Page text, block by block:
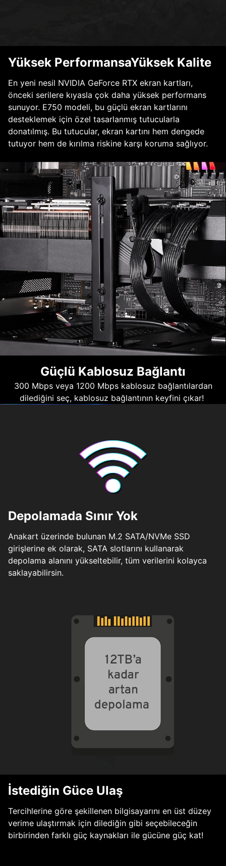
Yüksek PerformansaYüksek Kalite
En yeni nesil NVIDIA GeForce RTX ekran kartları,
önceki serilere kıyasla çok daha yüksek performans
sunuyor. E750 modeli, bu güçlü ekran kartlarını
desteklemek için özel tasarlanmış tutucularla
donatılmış. Bu tutucular, ekran kartını hem dengede
tutuyor hem de kırılma riskine karşı koruma sağlıyor.
Güçlü Kablosuz Bağlantı
300 Mbps veya 1200 Mbps kablosuz bağlantılardan
dilediğini seç, kablosuz bağlantının keyfini çıkar!
Depolamada Sınır Yok
Anakart üzerinde bulunan M.2 SATA/NVMe SSD
girişlerine ek olarak, SATA slotlarını kullanarak
depolama alanını yükseltebilir, tüm verilerini kolayca
saklayabilirsin.
İstediğin Güce Ulaş
Tercihlerine göre şekillenen bilgisayarını en üst düzey
verime ulaştırmak için dilediğin gibi seçebileceğin
birbirinden farklı güç kaynakları ile gücüne güç kat!